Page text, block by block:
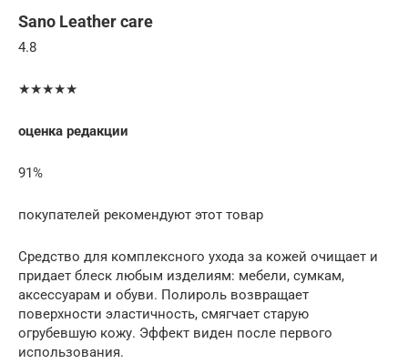
Sano Leather care
4.8
★★★★★
оценка редакции
91%
покупателей рекомендуют этот товар
Средство для комплексного ухода за кожей очищает и
придает блеск любым изделиям: мебели, сумкам,
аксессуарам и обуви. Полироль возвращает
поверхности эластичность, смягчает старую
огрубевшую кожу. Эффект виден после первого
использования.